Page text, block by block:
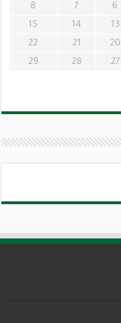
6
7
8
13
14
15
20
21
22
27
28
29